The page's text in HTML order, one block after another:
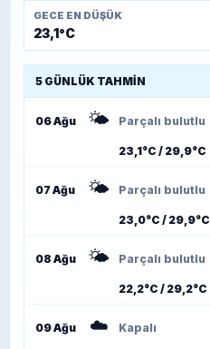
GECE EN DÜŞÜK
23,1°C
5 GÜNLÜK TAHMIN
06 Ağu 🌤️ Parçalı bulutlu
23,1°C / 29,9°C
07 Ağu 🌤️ Parçalı bulutlu
23,0°C / 29,9°C
08 Ağu 🌤️ Parçalı bulutlu
22,2°C / 29,2°C
09 Ağu ☁️ Kapalı